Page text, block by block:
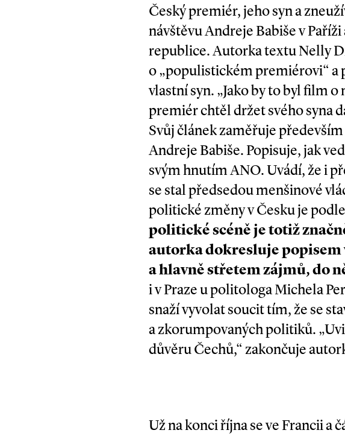
Český premiér, jeho syn a
návštěvu Andreje Babiše v
republice. Autorka textu Nelly
o „populistickém premiérovi“ a
vlastní syn. „Jako by to byl film
premiér chtěl držet svého syna
Svůj článek zaměřuje
Andreje Babiše. Popisuje, jak
svým hnutím ANO. Uvádí, že i
se stal předsedou menšinové
politické změny v Česku je
politické scéně je totiž
autorka dokresluje popisem
a hlavně střetem zájmů, do
i v Praze u politologa Michela
snaží vyvolat soucit tím, že se
a zkorumpovaných politiků.
důvěru Čechů,“ zakončuje
Už na konci října se ve Francii a